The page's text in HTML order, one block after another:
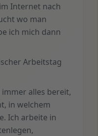
Internet nach
wo man
ich mich dann
Arbeitstag
alles bereit,
in welchem
Ich arbeite in